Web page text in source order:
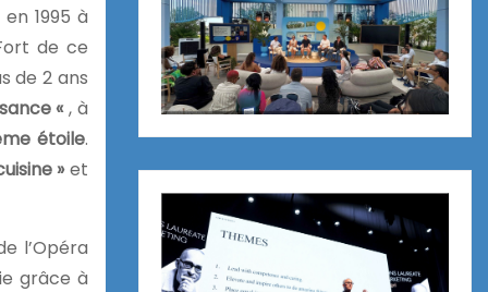
1995 à
de ce
de 2 ans
«, à
étoile.
»et
l’Opéra
grâce à